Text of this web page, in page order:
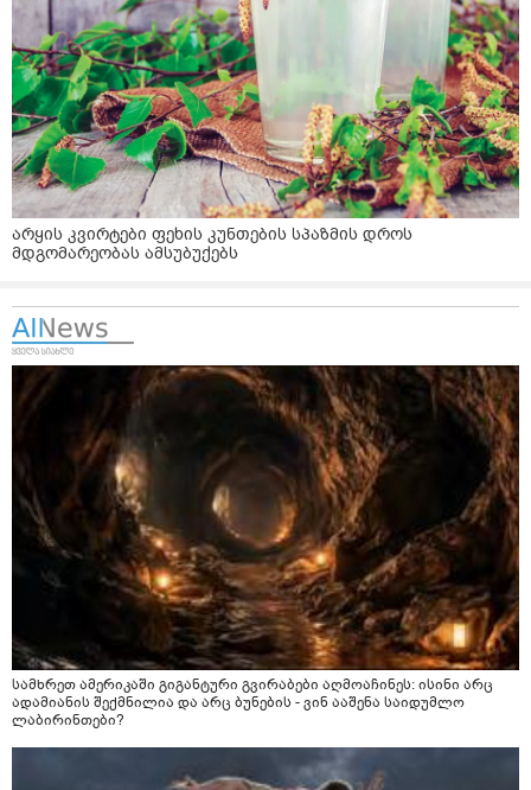
არყის კვირტები ფეხის კუნთების სპაზმის დროს
მდგომარეობას ამსუბუქებს
სამხრეთ ამერიკაში გიგანტური გვირაბები აღმოაჩინეს: ისინი არც
ადამიანის შექმნილია და არც ბუნების - ვინ ააშენა საიდუმლო
ლაბირინთები?